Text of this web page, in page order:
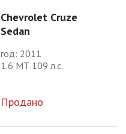
Chevrolet Cruze
Sedan
год: 2011
1.6 МТ 109 л.с.
Продано